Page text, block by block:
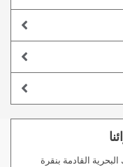
القادمة بنقرة